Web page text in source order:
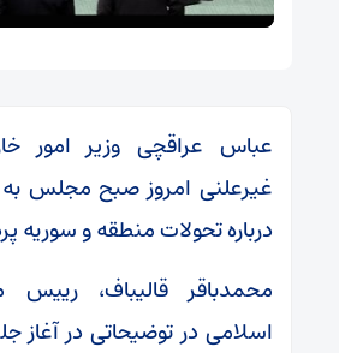
عباس عراقچی وزیر امور
غیرعلنی امروز صبح مجلس به
درباره تحولات منطقه و سوریه
محمدباقر قالیباف،
اسلامی در توضیحاتی در آغاز